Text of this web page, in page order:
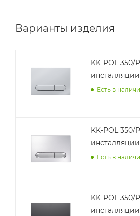
Варианты изделия
KK-POL 350/
Есть в
KK-POL 350/
Есть в
KK-POL 350/